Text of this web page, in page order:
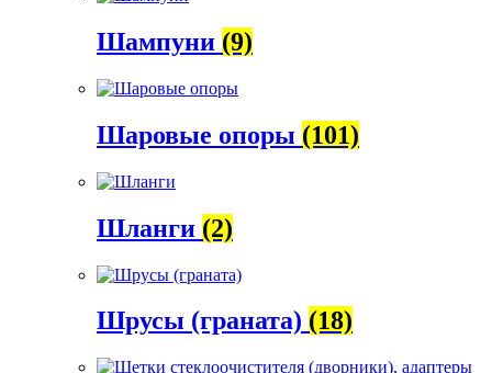
Шампуни (9)
Шаровые опоры (101)
Шланги (2)
Шрусы (граната) (18)